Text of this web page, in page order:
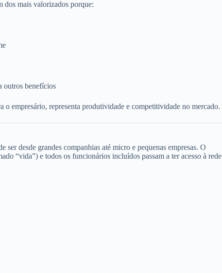
dos mais valorizados porque:
outros benefícios
o empresário, representa produtividade e competitividade no mercado.
desde grandes companhias até micro e pequenas empresas. O
“vida”) e todos os funcionários incluídos passam a ter acesso à rede